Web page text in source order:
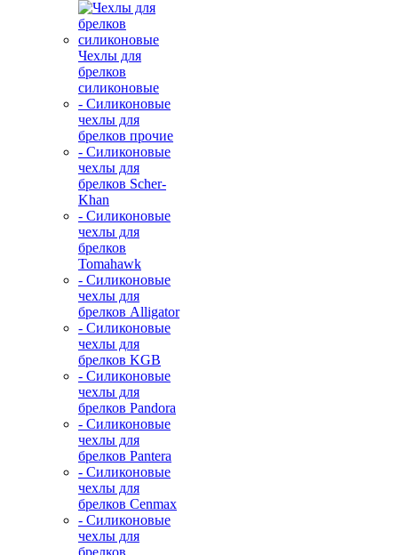
Чехлы для
брелков
силиконовые
- Силиконовые
чехлы для
брелков прочие
- Силиконовые
чехлы для
брелков Scher-
Khan
- Силиконовые
чехлы для
брелков
Tomahawk
- Силиконовые
чехлы для
брелков Alligator
- Силиконовые
чехлы для
брелков KGB
- Силиконовые
чехлы для
брелков Pandora
- Силиконовые
чехлы для
брелков Pantera
- Силиконовые
чехлы для
брелков Cenmax
- Силиконовые
чехлы для
брелков